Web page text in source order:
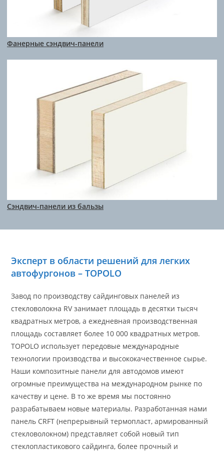
Фанерные сэндвич-панели
Сэндвич-панели из бальзы
Эксперт в области решений для легких
автофургонов – TOPOLO
Завод по производству сайдинговых панелей из
стекловолокна RV занимает площадь в десятки тысяч
квадратных метров, а ежедневная производственная
площадь составляет более 10 000 квадратных метров.
TOPOLO использует передовые международные
технологии производства и высококачественное сырье.
Наши композитные панели для автодомов имеют
огромные преимущества на международном рынке по
качеству и цене. В то же время мы постоянно
разрабатываем новые материалы. Разработанная нами
панель CRFT (непрерывный термопласт, армированный
стекловолокном) представляет собой новый тип
стеклопластикового сайдинга, более прочный и